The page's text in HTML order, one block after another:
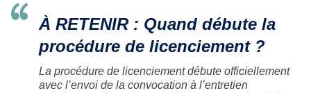
À RETENIR : Quand débute la
procédure de licenciement ?
La procédure de licenciement débute officiellement
avec l’envoi de la convocation à l’entretien